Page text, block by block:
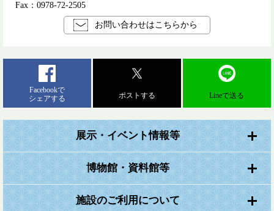
Fax：0978-72-2505
お問い合わせはこちらから
Facebookで
シェアする
ポストする Lineで送る
展示・イベント情報等
博物館・資料館等
施設のご利用について